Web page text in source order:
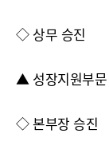
◇ 상무 승진
▲ 성장지원부
◇ 본부장 승진